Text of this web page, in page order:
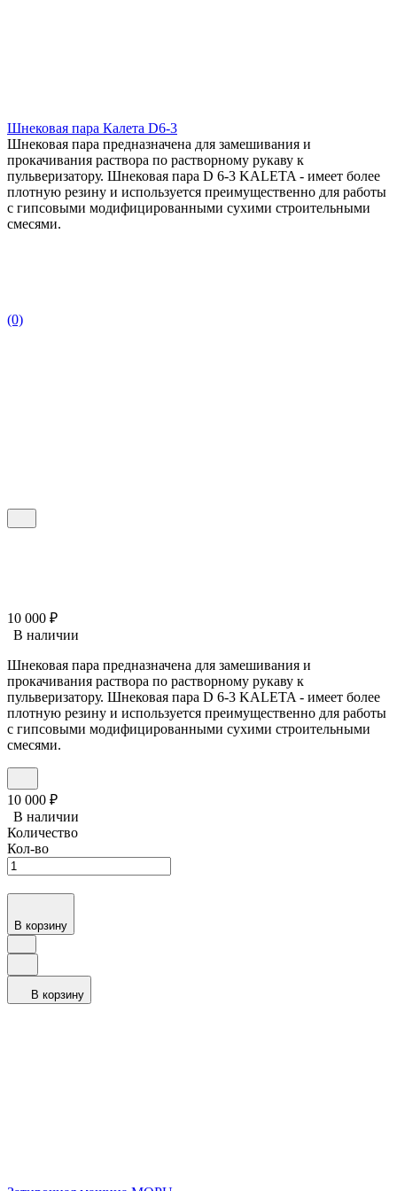
Шнековая пара Калета D6-3
Шнековая пара предназначена для замешивания и
прокачивания раствора по растворному рукаву к
пульверизатору. Шнековая пара D 6-3 KALETA - имеет более
плотную резину и используется преимущественно для работы
с гипсовыми модифицированными сухими строительными
смесями.
(0)
10 000 ₽
В наличии
Шнековая пара предназначена для замешивания и
прокачивания раствора по растворному рукаву к
пульверизатору. Шнековая пара D 6-3 KALETA - имеет более
плотную резину и используется преимущественно для работы
с гипсовыми модифицированными сухими строительными
смесями.
10 000 ₽
В наличии
Количество
Кол-во
В корзину
В корзину